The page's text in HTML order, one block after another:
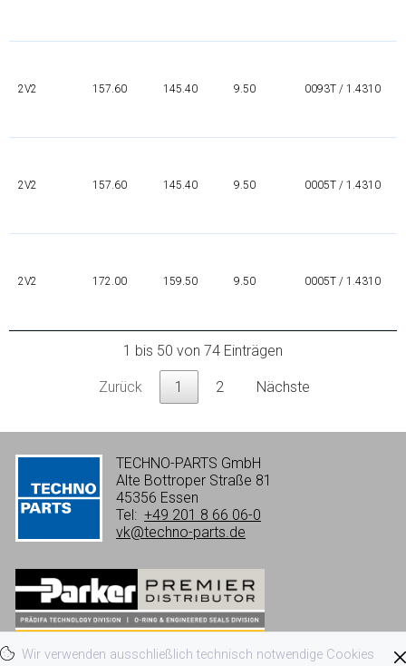
Wir verwenden ausschließlich technisch notwendige Cookies
2V2 157.60 145.40 9.50 0093T / 1.4310
2V2 157.60 145.40 9.50 0005T / 1.4310
2V2 172.00 159.50 9.50 0005T / 1.4310
1 bis 50 von 74 Einträgen
Zurück 1 2 Nächste
TECHNO-PARTS GmbH
Alte Bottroper Straße 81
45356 Essen
Tel: +49 201 8 66 06-0
vk@techno-parts.de